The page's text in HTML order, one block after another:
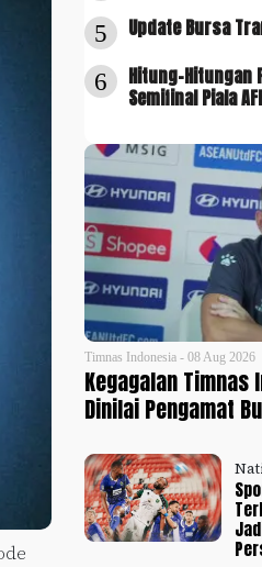
5 Update Bursa
6
Hitung-Hitungan
Semifinal Piala
Timnas Indonesia - 08 Aug 2026
Kegagalan Timnas
Dinilai Pengamat